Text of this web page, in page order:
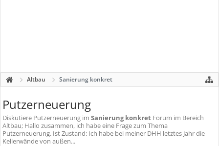
Altbau Sanierung konkret
Putzerneuerung
Diskutiere Putzerneuerung im Sanierung konkret Forum im Bereich
Altbau; Hallo zusammen, ich habe eine Frage zum Thema
Putzerneuerung. Ist Zustand: Ich habe bei meiner DHH letztes Jahr die
Kellerwände von außen...